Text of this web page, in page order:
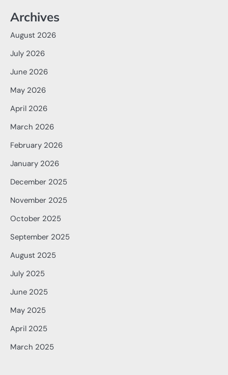
Archives
August 2026
July 2026
June 2026
May 2026
April 2026
March 2026
February 2026
January 2026
December 2025
November 2025
October 2025
September 2025
August 2025
July 2025
June 2025
May 2025
April 2025
March 2025